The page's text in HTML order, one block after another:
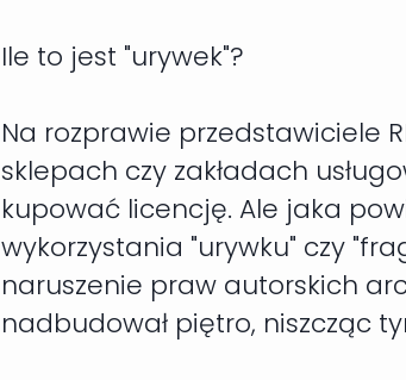
Ile to jest "urywek"?
Na rozprawie przedstawiciele
sklepach czy zakładach
kupować licencję. Ale jaka
wykorzystania "urywku" czy
naruszenie praw autorskich
nadbudował piętro, niszcząc